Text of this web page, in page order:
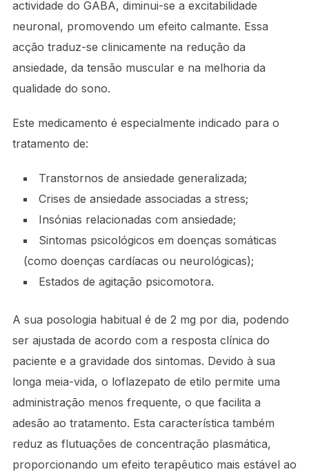
actividade do GABA, diminui-se a excitabilidade
neuronal, promovendo um efeito calmante. Essa
acção traduz-se clinicamente na redução da
ansiedade, da tensão muscular e na melhoria da
qualidade do sono.
Este medicamento é especialmente indicado para o
tratamento de:
Transtornos de ansiedade generalizada;
Crises de ansiedade associadas a stress;
Insónias relacionadas com ansiedade;
Sintomas psicológicos em doenças somáticas
(como doenças cardíacas ou neurológicas);
Estados de agitação psicomotora.
A sua posologia habitual é de 2 mg por dia, podendo
ser ajustada de acordo com a resposta clínica do
paciente e a gravidade dos sintomas. Devido à sua
longa meia-vida, o loflazepato de etilo permite uma
administração menos frequente, o que facilita a
adesão ao tratamento. Esta característica também
reduz as flutuações de concentração plasmática,
proporcionando um efeito terapêutico mais estável ao